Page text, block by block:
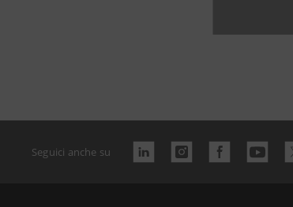
Seguici anche su